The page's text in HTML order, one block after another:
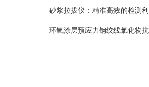
砂浆拉拔仪：精准高效的检测